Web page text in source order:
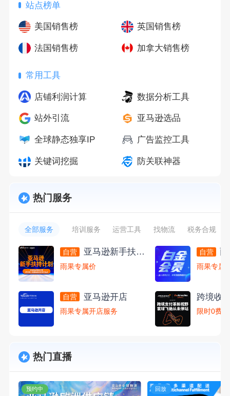
站点榜单
美国销售榜 英国销售榜
法国销售榜 加拿大销售榜
常用工具
店铺利润计算 数据分析工具
站外引流 亚马逊选品
全球静态独享IP 广告监控工具
关键词挖掘 防关联神器
热门服务
全部服务 培训服务 运营工具 找物流 税务合规
自营 亚马逊新手扶持计划
雨果专属价
自营 亚马逊开店
雨果专属开店服务
自营
雨果专属
限时0费率
热门直播
预约中 回放